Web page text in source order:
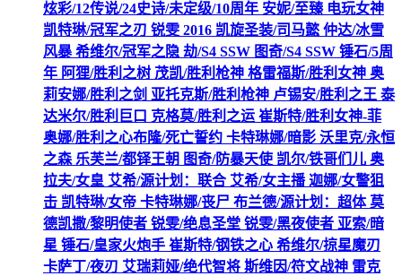
炫彩/12传说/24史诗/未定级/10周年 安妮/至臻 电玩女神
凯特琳/冠军之刃 锐雯 2016 凯旋圣装/司马懿 仲达/冰雪
风暴 希维尔/冠军之隐 劫/S4 SSW 图奇/S4 SSW 锤石/5周
年 阿狸/胜利之树 茂凯/胜利枪神 格雷福斯/胜利女神 奥
莉安娜/胜利之剑 亚托克斯/胜利枪神 卢锡安/胜利之王 泰
达米尔/胜利巨口 克格莫/胜利之运 崔斯特/胜利女神-菲
奥娜/胜利之心布隆/死亡誓约 卡特琳娜/暗影 沃里克/永恒
之森 乐芙兰/都铎王朝 图奇/防暴天使 凯尔/铁哥们儿 奥
拉夫/女皇 艾希/源计划：联合 艾希/女主播 迦娜/女警狙
击 凯特琳/女帝 卡特琳娜/丧尸 布兰德/源计划：超体 莫
德凯撒/黎明使者 锐雯/绝息圣堂 锐雯/黑夜使者 亚索/暗
星 锤石/皇家火炮手 崔斯特/钢铁之心 希维尔/掠星魔刃
卡萨丁/夜刃 艾瑞莉娅/绝代智将 斯维因/符文战神 雷克